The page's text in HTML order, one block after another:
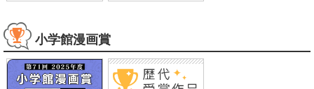
小学館漫画賞